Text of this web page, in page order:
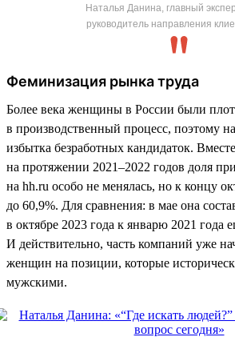
Наталья Данина, главный
руководитель направления
Феминизация рынка труда
Более века женщины в России были
в производственный процесс, поэтому
избытка безработных кандидаток.
на протяжении 2021–2022 годов доля
на hh.ru особо не менялась, но к концу
до 60,9%. Для сравнения: в мае она
в октябре 2023 года к январю 2021
И действительно, часть компаний уже
женщин на позиции, которые
мужскими.